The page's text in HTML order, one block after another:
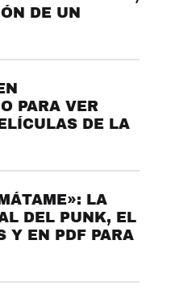
DE UN
PARA VER
DE LA
LA
DEL PUNK, EL
Y EN PDF PARA